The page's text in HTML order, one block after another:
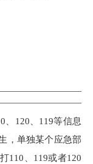
120、119等信息
，单独某个应急部
110、119或者120